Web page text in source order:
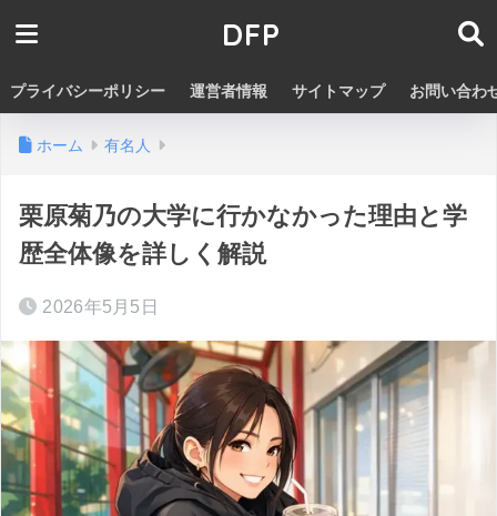
DFP
プライバシーポリシー 運営者情報 サイトマップ お問い合わ
ホーム 有名人
栗原菊乃の大学に行かなかった理由と学
歴全体像を詳しく解説
2026年5月5日